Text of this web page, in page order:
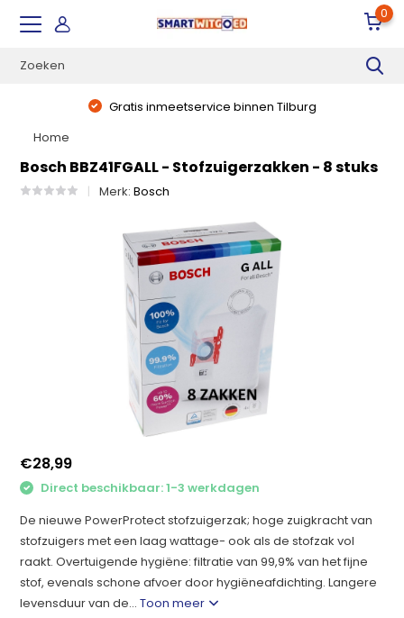
0
Gratis inmeetservice binnen Tilburg
Home
Bosch BBZ41FGALL - Stofzuigerzakken - 8 stuks
Merk:Bosch
€28,99
Direct beschikbaar: 1-3 werkdagen
De nieuwe PowerProtect stofzuigerzak; hoge zuigkracht van
stofzuigers met een laag wattage- ook als de stofzak vol
raakt. Overtuigende hygiëne: filtratie van 99,9% van het fijne
stof, evenals schone afvoer door hygiëneafdichting. Langere
levensduur van de...Toon meer